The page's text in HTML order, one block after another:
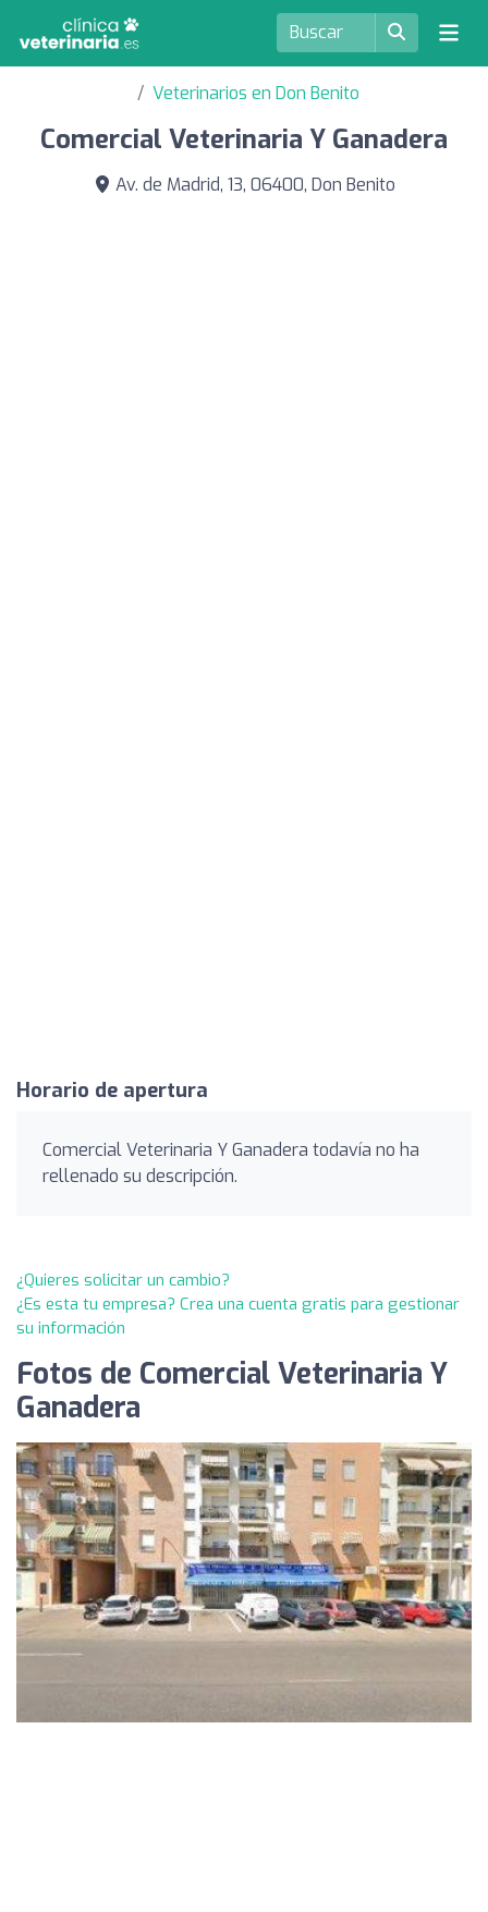
Veterinarios en Don Benito
Comercial Veterinaria Y Ganadera
Av. de Madrid, 13, 06400, Don Benito
Horario de apertura
Comercial Veterinaria Y Ganadera todavía no ha
rellenado su descripción.
¿Quieres solicitar un cambio?
¿Es esta tu empresa? Crea una cuenta gratis para gestionar
su información
Fotos de Comercial Veterinaria Y
Ganadera